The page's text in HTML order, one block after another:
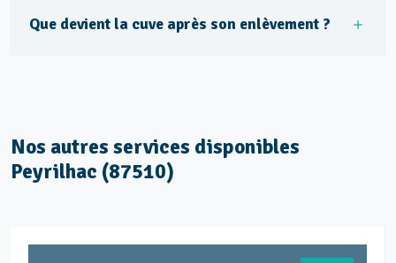
Que devient la cuve après son enlèvement ?
Nos autres services disponibles
Peyrilhac (87510)